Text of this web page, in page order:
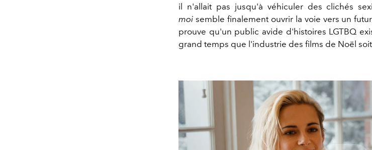
il n'allait pas jusqu'à véhiculer des clichés
moi semble finalement ouvrir la voie vers un
prouve qu'un public avide d'histoires LGTBQ
grand temps que l'industrie des films de Noël